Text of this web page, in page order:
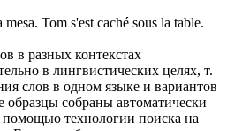
mesa. Tom s'est caché sous la table.
в разных контекстах
в лингвистических целях, т.
слов в одном языке и вариантов
образцы собраны автоматически
технологии поиска на